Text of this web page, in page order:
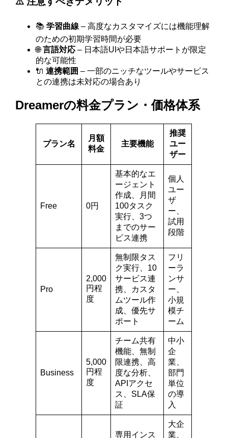
📚学習曲線 – 高度なカスタマイズには機能理解
のための初期学習時間が必要
🌐言語対応 – 日本語UIや日本語サポートが限定
的な可能性
🔌連携範囲 – 一部のニッチなツールやサービス
との連携は未対応の場合あり
Dreamerの料金プラン・価格体系
プラン名
月額
料金
主要機能
推奨
ユー
ザー
Free 0円
基本的なエ
ージェント
作成、月間
100タスク
実行、3つ
までのサー
ビス連携
個人
ユー
ザ
ー、
試用
段階
Pro
2,000
円程
度
無制限タス
ク実行、10
サービス連
携、カスタ
ムツール作
成、優先サ
ポート
フリ
ーラ
ンサ
ー、
小規
模チ
ーム
Business
5,000
円程
度
チーム共有
機能、無制
限連携、高
度な分析、
APIアクセ
ス、SLA保
証
中小
企
業、
部門
単位
の導
入
専用インス
大企
業、